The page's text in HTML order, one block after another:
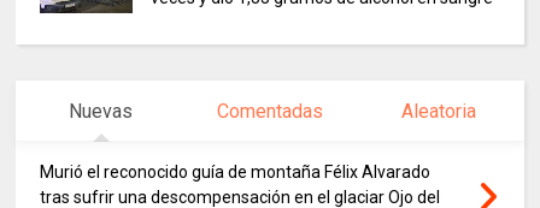
Nuevas Comentadas Aleatoria
Murió el reconocido guía de montaña Félix Alvarado
tras sufrir una descompensación en el glaciar Ojo del